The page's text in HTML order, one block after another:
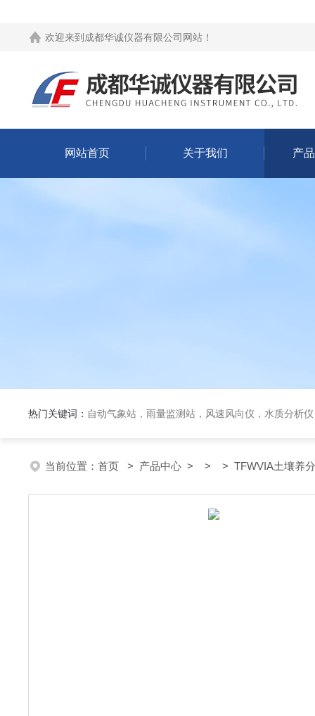
欢迎来到 成都华诚仪器有限公司网站 ！
网站首页 关于我们 产
热门关键词： 自动气象站，雨量监测站，风速风向仪，水质分析
当前位置： 首页 > 产品中心 > > > TFWVIA土壤养分